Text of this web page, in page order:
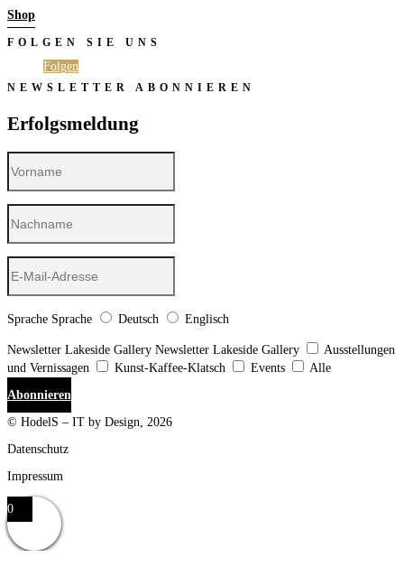
Shop
FOLGEN SIE UNS
Folgen
NEWSLETTER ABONNIEREN
Erfolgsmeldung
Sprache Sprache Deutsch Englisch
Newsletter Lakeside Gallery Newsletter Lakeside Gallery
Ausstellungen
und Vernissagen
Kunst-Kaffee-Klatsch Events
Alle
Abonnieren
© HodelS – IT by Design, 2026
Datenschutz
Impressum
0